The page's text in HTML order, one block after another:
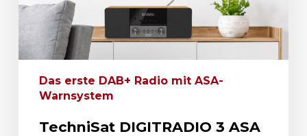
Das erste DAB+ Radio mit ASA-
Warnsystem
TechniSat DIGITRADIO 3 ASA